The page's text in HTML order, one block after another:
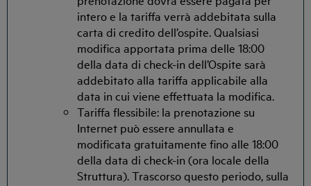
intero e la tariffa verrà addebitata sulla
carta di credito dell’ospite. Qualsiasi
modifica apportata prima delle 18:00
della data di check-in dell’Ospite sarà
addebitato alla tariffa applicabile alla
data in cui viene effettuata la modifica.
Tariffa flessibile: la prenotazione su
Internet può essere annullata e
modificata gratuitamente fino alle 18:00
della data di check-in (ora locale della
Struttura). Trascorso questo periodo, sulla